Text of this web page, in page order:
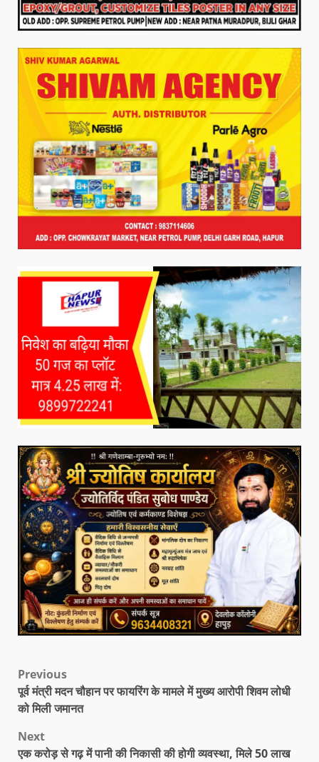
Previous
पूर्व मंत्री मदन चौहान पर फायरिंग के मामले में मुख्य आरोपी शिवम लोधी
को मिली जमानत
Next
एक करोड़ से गढ़ में पानी की निकासी की होगी व्यवस्था, मिले 50 लाख